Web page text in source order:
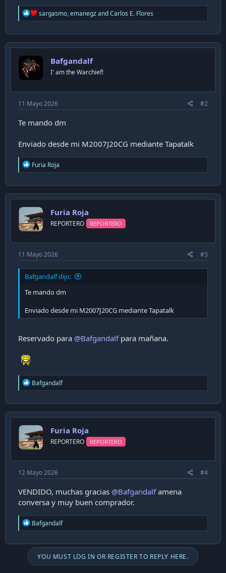
R
e
c
t
n
s
sargasmo,emanegzandCarlos E. Flores
Bafgandalf
I' am the Warchief!
11 Mayo 2026 #2
Te mando dm
Enviado desde mi M2007J20CG mediante Tapatalk
R
e
c
t
o
n
s
Furia Roja
Furia Roja
REPORTERO REPORTERO
11 Mayo 2026 #3
Bafgandalf dijo:
Te mando dm
Enviado desde mi M2007J20CG mediante Tapatalk
Reservado para @Bafgandalfpara mañana.
R
e
c
t
o
n
s
Bafgandalf
Furia Roja
REPORTERO REPORTERO
12 Mayo 2026 #4
VENDIDO, muchas gracias @Bafgandalfamena
conversa y muy buen comprador.
R
e
c
i
Bafgandalf
YOU MUST LOG IN OR REGISTER TO REPLY HERE.